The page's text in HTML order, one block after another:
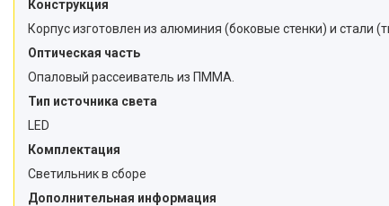
Конструкция
Корпус изготовлен из алюминия (боковые стенки) и стали
Оптическая часть
Опаловый рассеиватель из ПММА.
Тип источника света
LED
Комплектация
Светильник в сборе
Дополнительная информация